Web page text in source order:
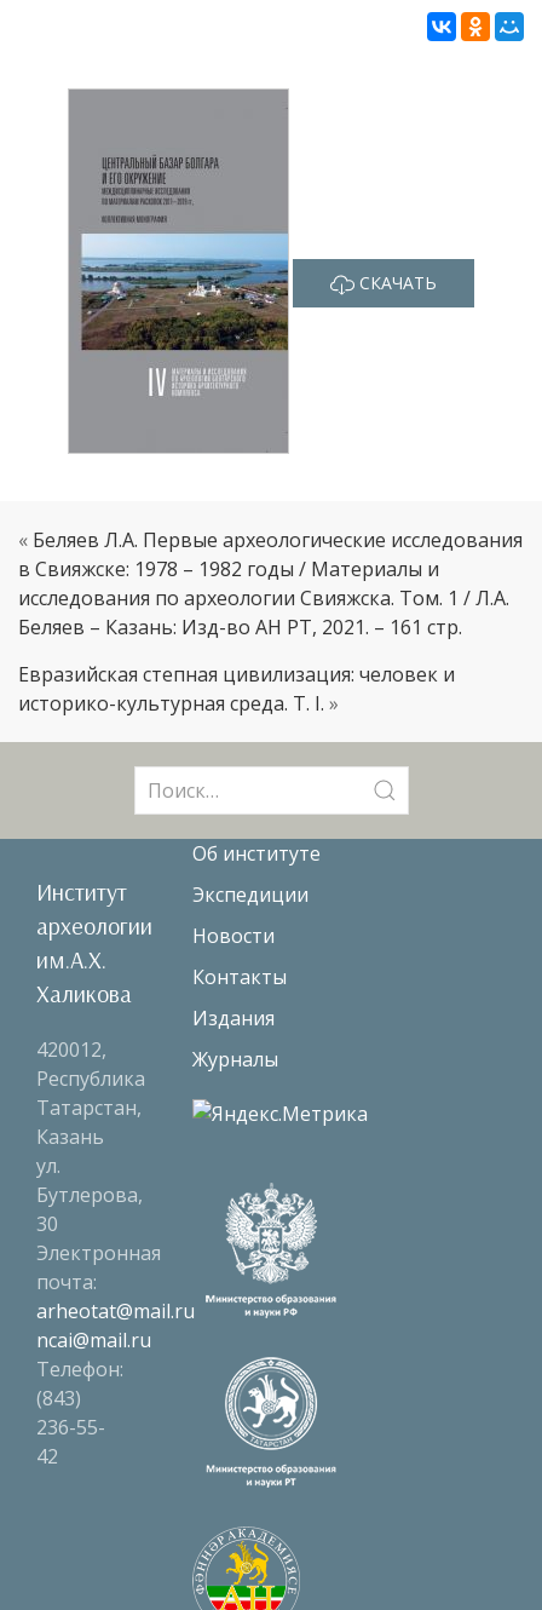
СКАЧАТЬ
« Беляев Л.А. Первые археологические исследования
в Свияжске: 1978 – 1982 годы / Материалы и
исследования по археологии Свияжска. Том. 1 / Л.А.
Беляев – Казань: Изд-во АН РТ, 2021. – 161 стр.
Евразийская степная цивилизация: человек и
историко-культурная среда. Т. I. »
Институт
археологии
им.А.Х.
Халикова
420012,
Республика
Татарстан,
Казань
ул.
Бутлерова,
30
Электронная
почта:
arheotat@mail.ru
ncai@mail.ru
Телефон:
(843)
236-55-
42
Об институте
Экспедиции
Новости
Контакты
Издания
Журналы